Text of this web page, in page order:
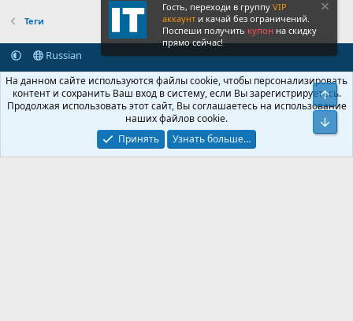
Теги
Russian
Обратная связь
Условия и правила
Политика конфиденциальности
Помощь Главная
R
S
S
Community platform by XenForo® © 2010-2026 XenForo Ltd.
Крупнейший форум по обмену приватной информацией
© 2013-2026 ITNULL.me| XenForo® © 2026 XenForo Ltd.
Гость, переходи в группу VIP
аккаунт и качай без ограничений.
Поспеши получить купон на скидку
прямо сейчас!
На данном сайте используются файлы cookie, чтобы персонализировать
контент и сохранить Ваш вход в систему, если Вы зарегистрируетесь.
Продолжая использовать этот сайт, Вы соглашаетесь на использование
наших файлов cookie.
Принять
Узнать больше…